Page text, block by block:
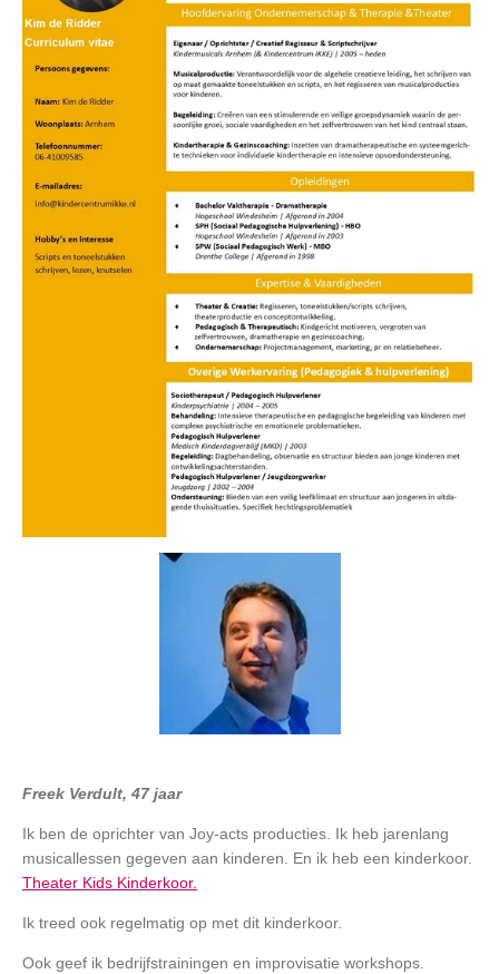
Freek Verdult, 47 jaar
Ik ben de oprichter van Joy-acts producties. Ik heb jarenlang
musicallessen gegeven aan kinderen. En ik heb een kinderkoor.
Theater Kids Kinderkoor.
Ik treed ook regelmatig op met dit kinderkoor.
Ook geef ik bedrijfstrainingen en improvisatie workshops.